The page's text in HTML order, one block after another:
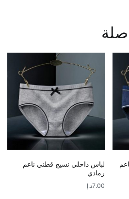
لباس داخلي نسيج قطني ناعم
رمادي
7.00د.إ